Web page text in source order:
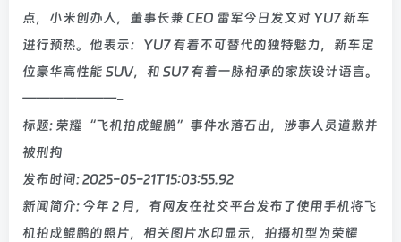
点，小米创办人，董事长兼 CEO 雷军今日发文对 YU7 新车
进行预热。他表示：YU7 有着不可替代的独特魅力，新车定
位豪华高性能 SUV，和 SU7 有着一脉相承的家族设计语言。
———————-
标题: 荣耀“飞机拍成鲲鹏”事件水落石出，涉事人员道歉并
被刑拘
发布时间: 2025-05-21T15:03:55.92
新闻简介: 今年 2 月，有网友在社交平台发布了使用手机将飞
机拍成鲲鹏的照片，相关图片水印显示，拍摄机型为荣耀